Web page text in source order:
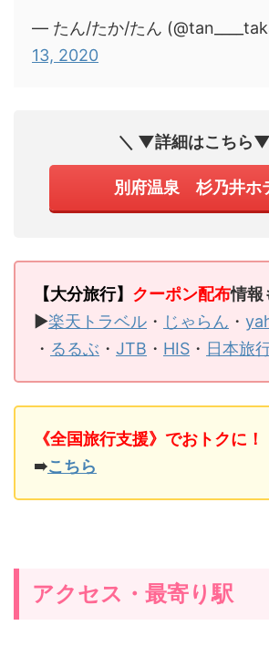
— たん/たか/たん
13, 2020
＼ ▼詳細はこちら
別府温泉 杉乃井ホ
【大分旅行】 クーポン配布情報
▶楽天トラベル ・ じゃらん ・
・ るるぶ ・ JTB ・ HIS ・ 日本旅
《全国旅行支援》でおトクに！
➠こちら
アクセス・最寄り駅